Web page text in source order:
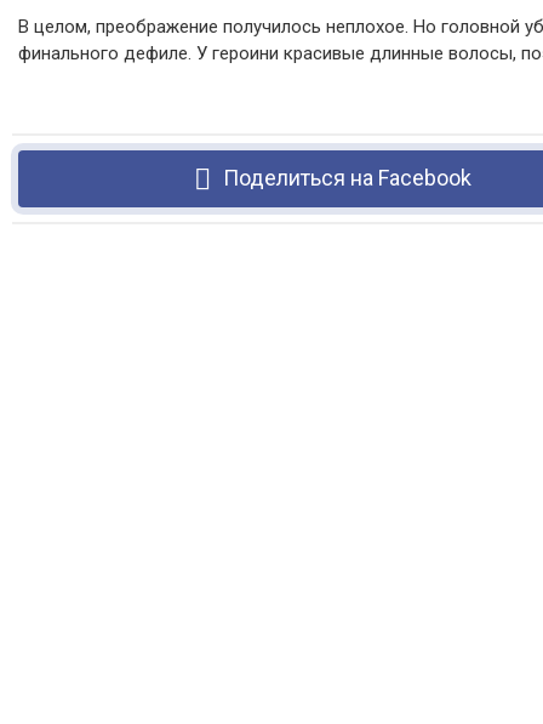
В целом, преображение получилось неплохое. Но головной
финального дефиле. У героини красивые длинные волосы,
Поделиться на Facebook